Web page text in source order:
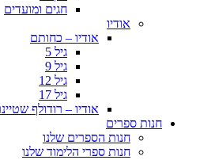
חגים ומועדים
אודיו
אודיו – כחותם
גיל 5
גיל 9
גיל 12
גיל 17
אודיו – רודולף
חנות ספרים
חנות הספרים שלנו
חנות ספרי הלימוד שלנו